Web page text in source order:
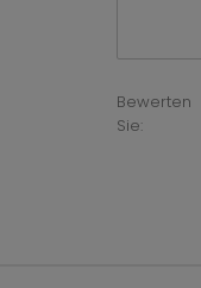
Bewerten
Sie: